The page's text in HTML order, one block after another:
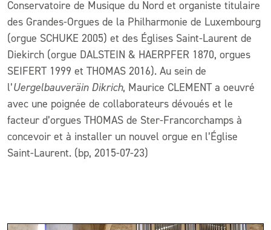
Conservatoire de Musique du Nord et organiste titulaire
des Grandes-Orgues de la Philharmonie de Luxembourg
(orgue SCHUKE 2005) et des Églises Saint-Laurent de
Diekirch (orgue DALSTEIN & HAERPFER 1870, orgues
SEIFERT 1999 et THOMAS 2016). Au sein de
l’Uergelbauveräin Dikrich, Maurice CLEMENT a oeuvré
avec une poignée de collaborateurs dévoués et le
facteur d’orgues THOMAS de Ster-Francorchamps à
concevoir et à installer un nouvel orgue en l’Église
Saint-Laurent. (bp, 2015-07-23)